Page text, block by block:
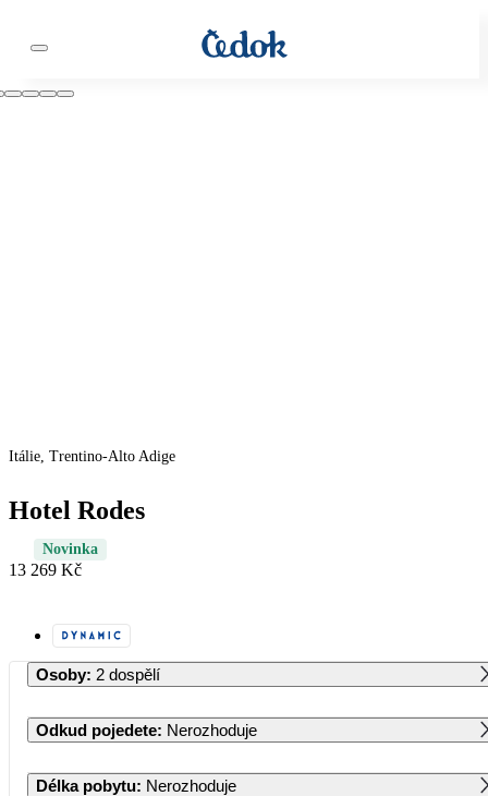
Itálie, Trentino-Alto Adige
Hotel Rodes
Novinka
13 269 Kč
Osoby: 2 dospělí
Odkud pojedete: Nerozhoduje
Délka pobytu: Nerozhoduje